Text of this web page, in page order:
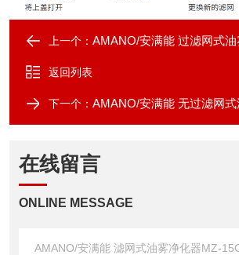
上一个： AMANO/安满能 过滤网式
返回列表
下一个： AMANO/安满能 无过滤网
在线留言
ONLINE MESSAGE